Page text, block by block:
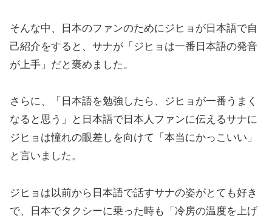
そんな中、日本のファンのためにジヒョが日本語で自
己紹介をすると、サナが「ジヒョは一番日本語の発音
が上手」だと褒めました。
さらに、「日本語を勉強したら、ジヒョが一番うまく
なると思う」と日本語で日本人ファンに伝えるサナに
ジヒョは憧れの眼差しを向けて「本当にかっこいい」
と言いました。
ジヒョは以前から日本語で話すサナの姿がとても好き
で、日本でタクシーに乗った時も「冷房の温度を上げ